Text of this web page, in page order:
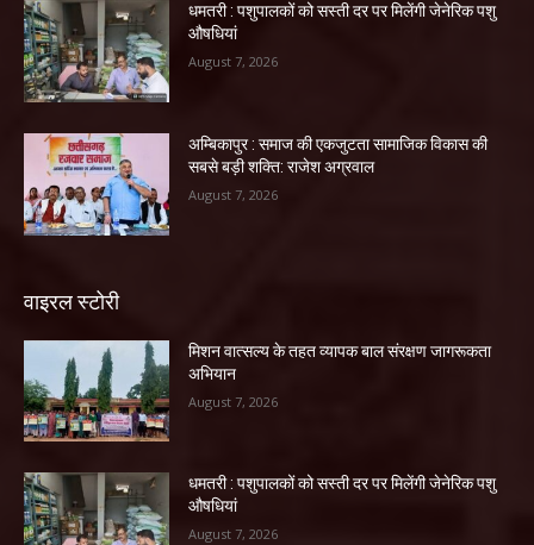
धमतरी : पशुपालकों को सस्ती दर पर मिलेंगी जेनेरिक पशु
औषधियां
August 7, 2026
अम्बिकापुर : समाज की एकजुटता सामाजिक विकास की
सबसे बड़ी शक्ति: राजेश अग्रवाल
August 7, 2026
वाइरल स्टोरी
मिशन वात्सल्य के तहत व्यापक बाल संरक्षण जागरूकता
अभियान
August 7, 2026
धमतरी : पशुपालकों को सस्ती दर पर मिलेंगी जेनेरिक पशु
औषधियां
August 7, 2026